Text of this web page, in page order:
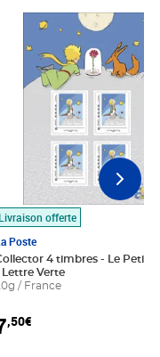
au panier
Livraison offerte
Poste
4 timbres - Le Petit
Lettre Verte
/ France
,50€
Prix 7,50€